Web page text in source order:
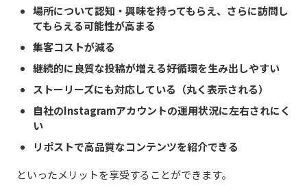
場所について認知・興味を持ってもらえ、さらに訪問し
てもらえる可能性が高まる
集客コストが減る
継続的に良質な投稿が増える好循環を生み出しやすい​
ストーリーズにも対応している（丸く表示される）
自社のInstagramアカウントの運用状況に左右されにく
い​
リポストで高品質なコンテンツを紹介できる​
といったメリットを享受することができます。